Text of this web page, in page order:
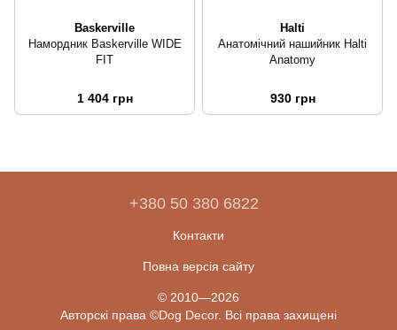
Baskerville
Намордник Baskerville WIDE
FIT
1 404 грн
Halti
Анатомічний нашийник Halti
Anatomy
930 грн
+380 50 380 6822
Контакти
Повна версія сайту
© 2010—2026
Авторскі права ©Dog Decor. Всі права захищені